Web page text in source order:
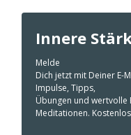
Innere
Melde
Dich jetzt mit Deiner E-
Impulse, Tipps,
Übungen und wertvolle
Meditationen.